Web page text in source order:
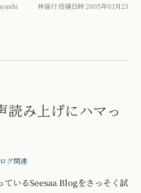
林信行 投稿日時 2005年03月23
読み上げにハマっ
グ関連
ているSeesaa Blogをさっそく試